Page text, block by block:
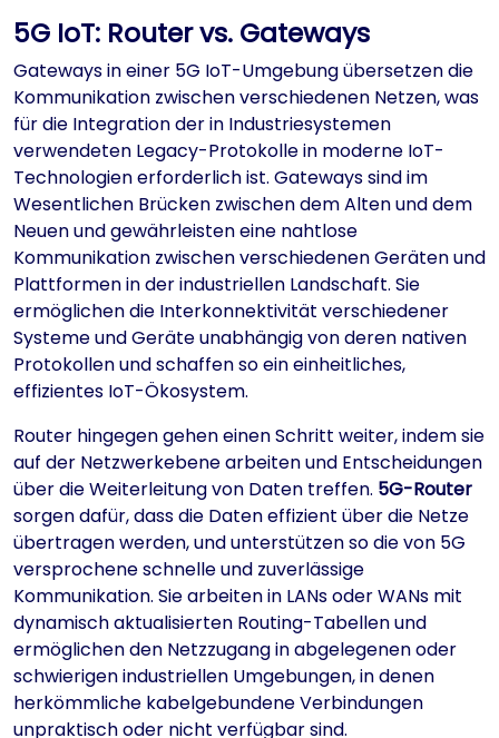
5G IoT: Router vs. Gateways
Gateways in einer 5G IoT-Umgebung übersetzen die
Kommunikation zwischen verschiedenen Netzen, was
für die Integration der in Industriesystemen
verwendeten Legacy-Protokolle in moderne IoT-
Technologien erforderlich ist. Gateways sind im
Wesentlichen Brücken zwischen dem Alten und dem
Neuen und gewährleisten eine nahtlose
Kommunikation zwischen verschiedenen Geräten und
Plattformen in der industriellen Landschaft. Sie
ermöglichen die Interkonnektivität verschiedener
Systeme und Geräte unabhängig von deren nativen
Protokollen und schaffen so ein einheitliches,
effizientes IoT-Ökosystem.
Router hingegen gehen einen Schritt weiter, indem sie
auf der Netzwerkebene arbeiten und Entscheidungen
über die Weiterleitung von Daten treffen. 5G-Router
sorgen dafür, dass die Daten effizient über die Netze
übertragen werden, und unterstützen so die von 5G
versprochene schnelle und zuverlässige
Kommunikation. Sie arbeiten in LANs oder WANs mit
dynamisch aktualisierten Routing-Tabellen und
ermöglichen den Netzzugang in abgelegenen oder
schwierigen industriellen Umgebungen, in denen
herkömmliche kabelgebundene Verbindungen
unpraktisch oder nicht verfügbar sind.